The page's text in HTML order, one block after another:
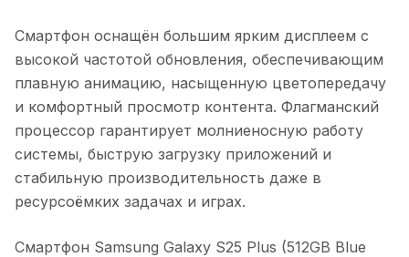
Смартфон оснащён большим ярким дисплеем с
высокой частотой обновления, обеспечивающим
плавную анимацию, насыщенную цветопередачу
и комфортный просмотр контента. Флагманский
процессор гарантирует молниеносную работу
системы, быструю загрузку приложений и
стабильную производительность даже в
ресурсоёмких задачах и играх.
Смартфон Samsung Galaxy S25 Plus (512GB Blue